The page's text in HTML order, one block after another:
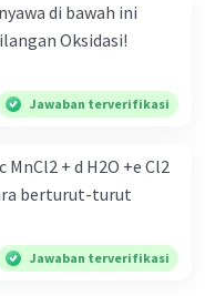
di bawah ini
Oksidasi!
Jawaban terverifikasi
MnCl2 + d H2O +e Cl2
berturut-turut
Jawaban terverifikasi